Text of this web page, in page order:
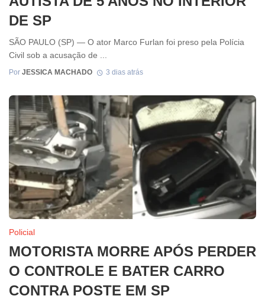
DE SP
SÃO PAULO (SP) — O ator Marco Furlan foi preso pela Polícia
Civil sob a acusação de ...
Por JESSICA MACHADO 3 dias atrás
Policial
MOTORISTA MORRE APÓS PERDER
O CONTROLE E BATER CARRO
CONTRA POSTE EM SP